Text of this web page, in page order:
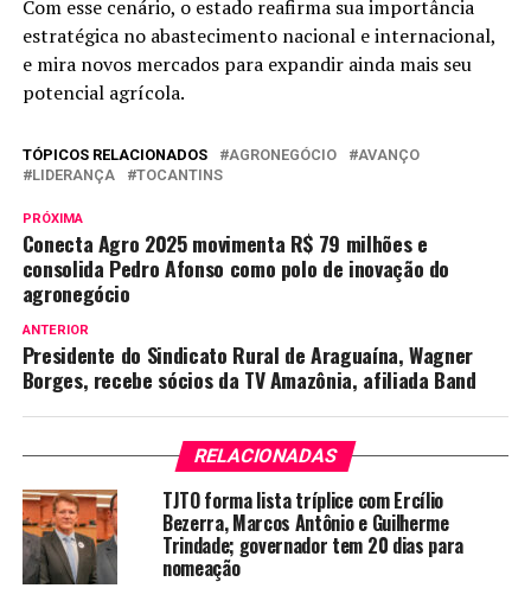
Com esse cenário, o estado reafirma sua importância
estratégica no abastecimento nacional e internacional,
e mira novos mercados para expandir ainda mais seu
potencial agrícola.
TÓPICOS RELACIONADOS AGRONEGÓCIO
AVANÇO
LIDERANÇA
TOCANTINS
PRÓXIMA
Conecta Agro 2025 movimenta R$ 79 milhões e
consolida Pedro Afonso como polo de inovação do
agronegócio
ANTERIOR
Presidente do Sindicato Rural de Araguaína, Wagner
Borges, recebe sócios da TV Amazônia, afiliada Band
RELACIONADAS
TJTO forma lista tríplice com Ercílio
Bezerra, Marcos Antônio e Guilherme
Trindade; governador tem 20 dias para
nomeação